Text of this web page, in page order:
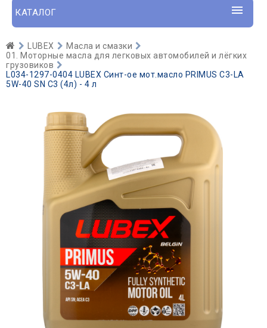
КАТАЛОГ
LUBEX
Масла и смазки
01. Моторные масла для легковых автомобилей и лёгких
грузовиков
L034-1297-0404 LUBEX Синт-ое мот.масло PRIMUS C3-LA
5W-40 SN C3 (4л) - 4 л